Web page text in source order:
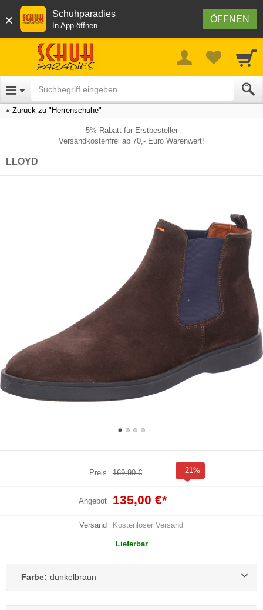
× ÖFFNEN
Schuhparadies
In App öffnen
Zurück zu "Herrenschuhe"
5% Rabatt für Erstbesteller
Versandkostenfrei ab 70,- Euro Warenwert!
LLOYD
Preis 169,90 € - 21%
Angebot 135,00 €*
Versand Kostenloser Versand
Lieferbar
Farbe: dunkelbraun